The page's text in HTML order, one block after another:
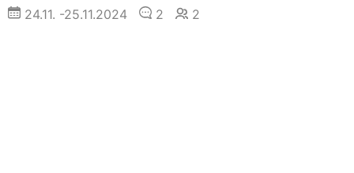
24.11. -25.11.2024 2 2